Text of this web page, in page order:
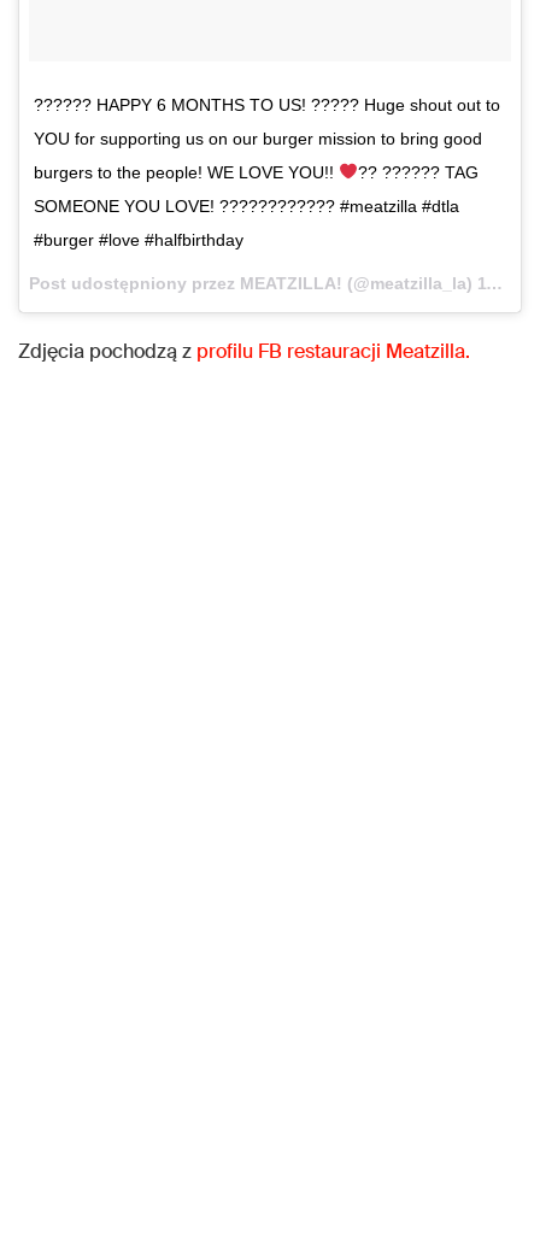
?????? HAPPY 6 MONTHS TO US! ????? Huge shout out to
YOU for supporting us on our burger mission to bring good
burgers to the people! WE LOVE YOU!!
?? ?????? TAG
SOMEONE YOU LOVE! ???????????? #meatzilla #dtla
#burger #love #halfbirthday
Post udostępniony przez MEATZILLA! (@meatzilla_la) 11 Wrz, 2017 o 1:26 PDT
Zdjęcia pochodzą z profilu FB restauracji Meatzilla.